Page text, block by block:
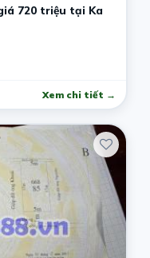
720 triệu tại Ka
Xem chi tiết →